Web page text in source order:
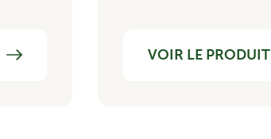
VOIR LE PRODUIT